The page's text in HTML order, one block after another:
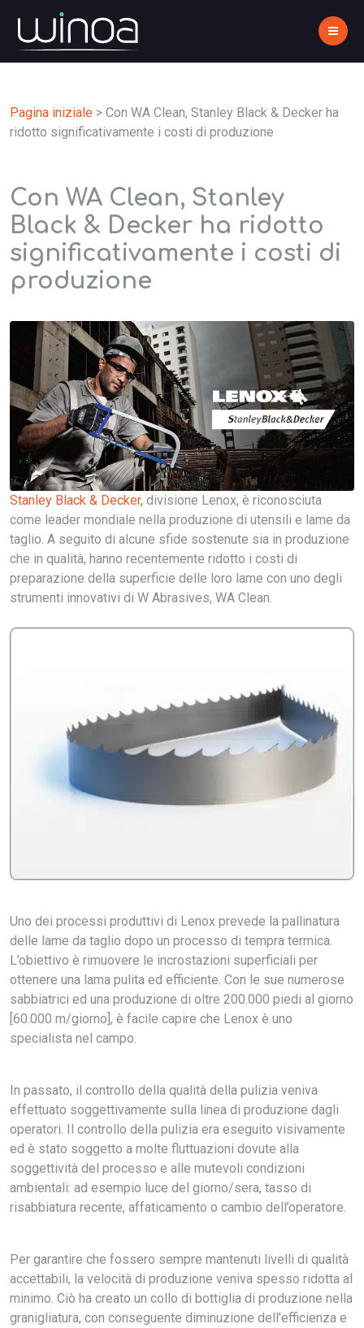
Pagina iniziale > Con WA Clean, Stanley Black & Decker ha
ridotto significativamente i costi di produzione
Con WA Clean, Stanley
Black & Decker ha ridotto
significativamente i costi di
produzione
Stanley Black & Decker, divisione Lenox, è riconosciuta
come leader mondiale nella produzione di utensili e lame da
taglio. A seguito di alcune sfide sostenute sia in produzione
che in qualità, hanno recentemente ridotto i costi di
preparazione della superficie delle loro lame con uno degli
strumenti innovativi di W Abrasives, WA Clean.
Uno dei processi produttivi di Lenox prevede la pallinatura
delle lame da taglio dopo un processo di tempra termica.
L’obiettivo è rimuovere le incrostazioni superficiali per
ottenere una lama pulita ed efficiente. Con le sue numerose
sabbiatrici ed una produzione di oltre 200.000 piedi al giorno
[60.000 m/giorno], è facile capire che Lenox è uno
specialista nel campo.
In passato, il controllo della qualità della pulizia veniva
effettuato soggettivamente sulla linea di produzione dagli
operatori. Il controllo della pulizia era eseguito visivamente
ed è stato soggetto a molte fluttuazioni dovute alla
soggettività del processo e alle mutevoli condizioni
ambientali: ad esempio luce del giorno/sera, tasso di
risabbiatura recente, affaticamento o cambio dell’operatore.
Per garantire che fossero sempre mantenuti livelli di qualità
accettabili, la velocità di produzione veniva spesso ridotta al
minimo. Ciò ha creato un collo di bottiglia di produzione nella
granigliatura, con conseguente diminuzione dell’efficienza e